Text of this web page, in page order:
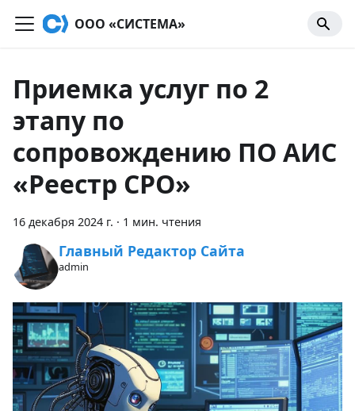
OOO «СИСТЕМА»
Приемка услуг по 2
этапу по
сопровождению ПО АИС
«Реестр СРО»
16 декабря 2024 г. · 1 мин. чтения
Главный Редактор Сайта
admin